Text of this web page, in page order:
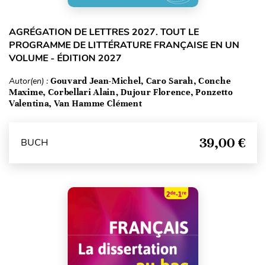
AGRÉGATION DE LETTRES 2027. TOUT LE
PROGRAMME DE LITTÉRATURE FRANÇAISE EN UN
VOLUME - ÉDITION 2027
Autor(en) : Gouvard Jean-Michel, Caro Sarah, Conche
Maxime, Corbellari Alain, Dujour Florence, Ponzetto
Valentina, Van Hamme Clément
BUCH 39,00 €